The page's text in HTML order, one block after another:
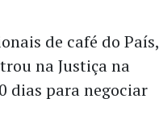
de café do
na Justiça na
dias para negociar